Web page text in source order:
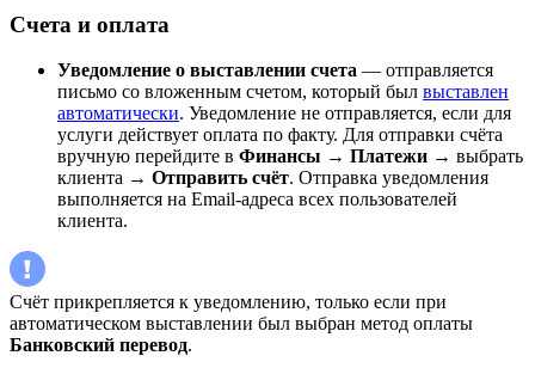
Счета и оплата
Уведомление о выставлении счета — отправляется
письмо со вложенным счетом, который был выставлен
автоматически. Уведомление не отправляется, если для
услуги действует оплата по факту. Для отправки счёта
вручную перейдите в Финансы → Платежи → выбрать
клиента → Отправить счёт. Отправка уведомления
выполняется на Email-адреса всех пользователей
клиента.
Счёт прикрепляется к уведомлению, только если при
автоматическом выставлении был выбран метод оплаты
Банковский перевод.